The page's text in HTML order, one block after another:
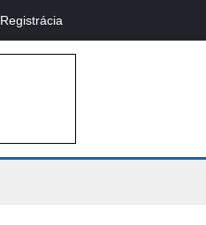
Registrácia